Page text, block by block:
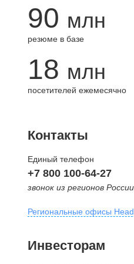
90 млн
резюме в базе
18 млн
посетителей ежемесячно
Контакты
Единый телефон
+7 800 100-64-27
звонок из регионов
Региональные офисы
внутригородская территория
Инвесторам